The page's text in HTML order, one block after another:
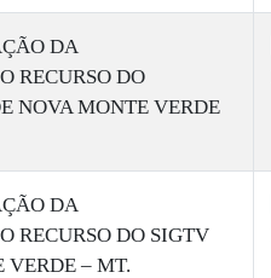
DA
RECURSO DO
NOVA MONTE VERDE
DA
RECURSO DO SIGTV
VERDE – MT.